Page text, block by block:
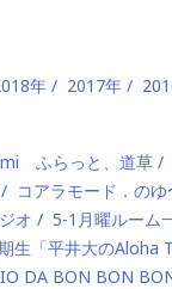
年 2017年
ふらっと、道草
コアラモード．のゆ
オ
5-1月曜ルーム
生「平井大のAloha
DA BON BON BON